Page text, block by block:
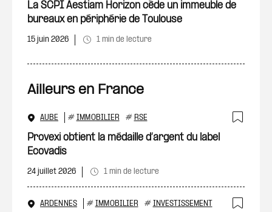
La SCPI Aestiam Horizon cède un immeuble de
bureaux en périphérie de Toulouse
15 juin 2026 1 min de lecture
Ailleurs en France
AUBE # IMMOBILIER # RSE
Provexi obtient la médaille d’argent du label
Ecovadis
24 juillet 2026 1 min de lecture
ARDENNES # IMMOBILIER # INVESTISSEMENT